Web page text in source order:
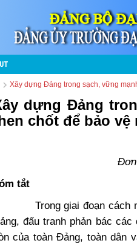
Xây dựng Đảng trong sạch, vững
dựng Đảng
chốt để bảo
Đơn
tắt
giai đoạn cách
đấu tranh phản bác
của toàn Đảng, toàn dân